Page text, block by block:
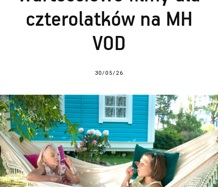
czterolatków na MH
VOD
30/05/26